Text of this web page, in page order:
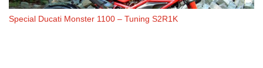
Special Ducati Monster 1100 – Tuning S2R1K